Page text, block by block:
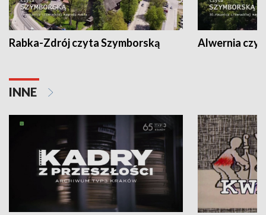
Rabka-Zdrój czyta Szymborską Alwernia
INNE